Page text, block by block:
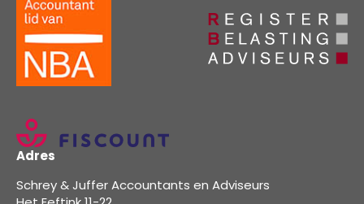
Adres
Schrey & Juffer Accountants en Adviseurs